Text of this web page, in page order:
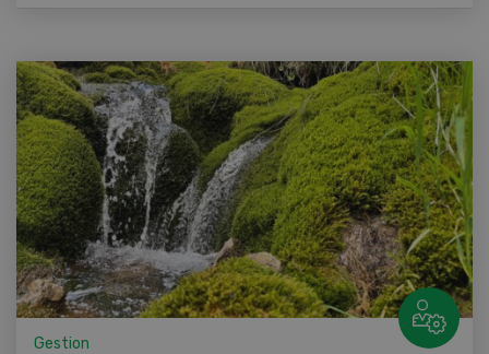
Gestion